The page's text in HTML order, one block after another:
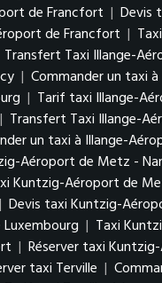
de Francfort | Devis
de Francfort |
Transfert Taxi Illange-
| Commander un taxi
| Tarif taxi Illange-
| Transfert Taxi Illange-
un taxi à Illange-
Aéroport de Metz -
Kuntzig-Aéroport de
| Devis taxi Kuntzig-
| Taxi
| Réserver taxi
taxi Terville |